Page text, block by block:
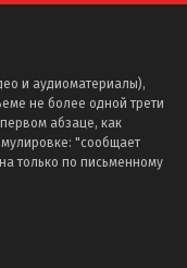
и аудиоматериалы),
не более одной трети
абзаце, как
"сообщает
только по письменному